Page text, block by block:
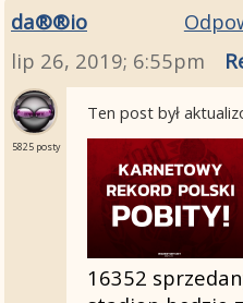
da®®io
lip 26, 2019; 6:55pm
5825 posty
Ten post był
16352